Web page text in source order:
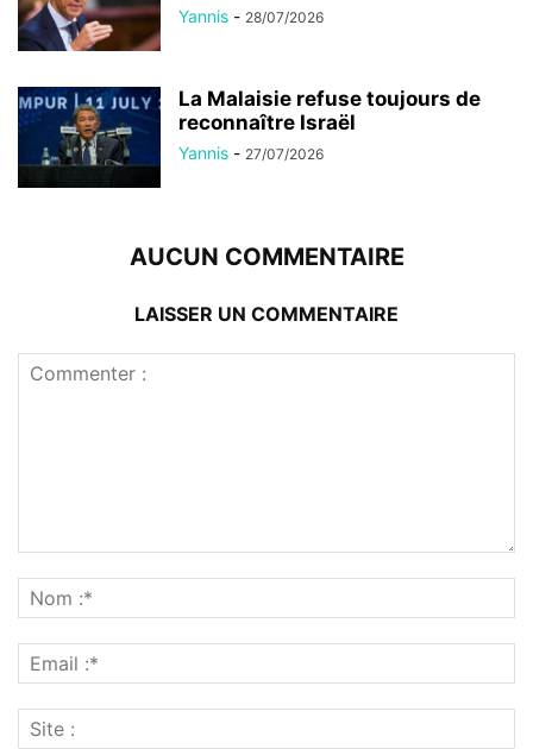
Yannis - 28/07/2026
La Malaisie refuse toujours de
reconnaître Israël
Yannis - 27/07/2026
AUCUN COMMENTAIRE
LAISSER UN COMMENTAIRE